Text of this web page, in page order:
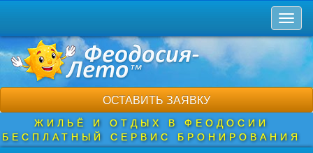
основному
содержанию
ОСТАВИТЬ ЗАЯВКУ
ЖИЛЬЁ И ОТДЫХ В ФЕОДОСИИ
БЕСПЛАТНЫЙ СЕРВИС БРОНИРОВАНИЯ